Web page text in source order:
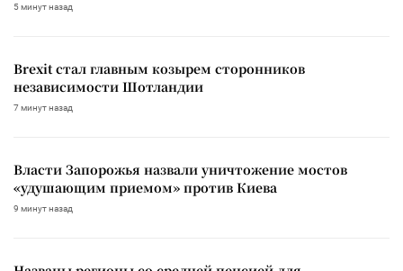
5 минут назад
Brexit стал главным козырем сторонников
независимости Шотландии
7 минут назад
Власти Запорожья назвали уничтожение мостов
«удушающим приемом» против Киева
9 минут назад